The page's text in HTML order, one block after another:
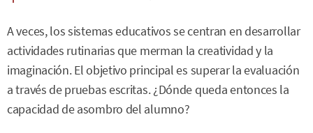
A veces, los sistemas educativos se centran en desarrollar
actividades rutinarias que merman la creatividad y la
imaginación. El objetivo principal es superar la evaluación
a través de pruebas escritas. ¿Dónde queda entonces la
capacidad de asombro del alumno?